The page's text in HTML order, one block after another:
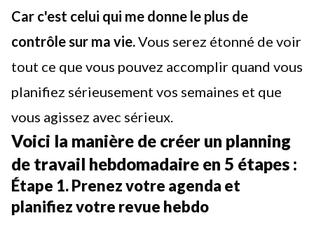
Car c'est celui qui me donne le plus de
contrôle sur ma vie.Vous serez étonné de voir
tout ce que vous pouvez accomplir quand vous
planifiez sérieusement vos semaines et que
vous agissez avec sérieux.
Voici la manière de créer un planning
de travail hebdomadaire en 5 étapes :
Étape 1. Prenez votre agenda et
planifiez votre revue hebdo